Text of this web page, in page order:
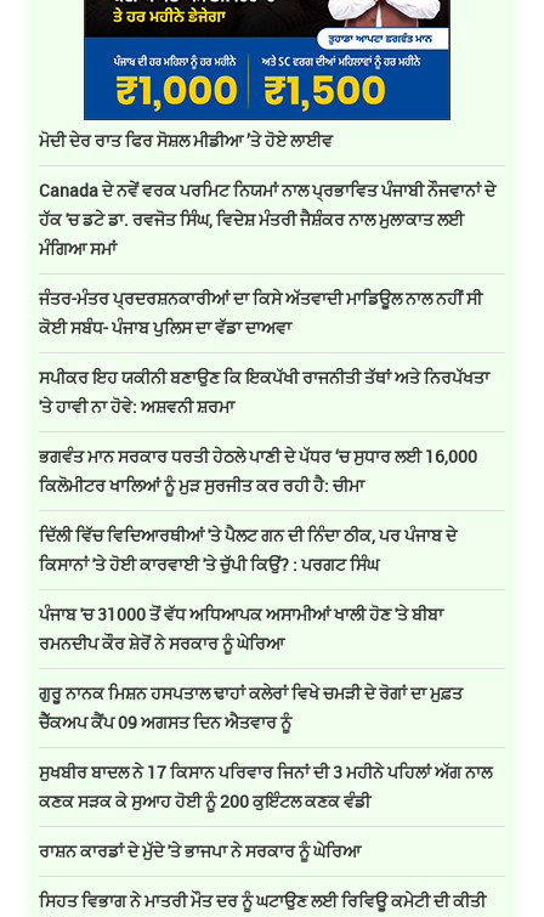
ਮੋਦੀ ਦੇਰ ਰਾਤ ਫਿਰ ਸੋਸ਼ਲ ਮੀਡੀਆ ’ਤੇ ਹੋਏ ਲਾਈਵ
Canada ਦੇ ਨਵੇਂ ਵਰਕ ਪਰਮਿਟ ਨਿਯਮਾਂ ਨਾਲ ਪ੍ਰਭਾਵਿਤ ਪੰਜਾਬੀ ਨੌਜਵਾਨਾਂ ਦੇ
ਹੱਕ 'ਚ ਡਟੇ ਡਾ. ਰਵਜੋਤ ਸਿੰਘ, ਵਿਦੇਸ਼ ਮੰਤਰੀ ਜੈਸ਼ੰਕਰ ਨਾਲ ਮੁਲਾਕਾਤ ਲਈ
ਮੰਗਿਆ ਸਮਾਂ
ਜੰਤਰ-ਮੰਤਰ ਪ੍ਰਦਰਸ਼ਨਕਾਰੀਆਂ ਦਾ ਕਿਸੇ ਅੱਤਵਾਦੀ ਮਾਡਿਊਲ ਨਾਲ ਨਹੀਂ ਸੀ
ਕੋਈ ਸਬੰਧ- ਪੰਜਾਬ ਪੁਲਿਸ ਦਾ ਵੱਡਾ ਦਾਅਵਾ
ਸਪੀਕਰ ਇਹ ਯਕੀਨੀ ਬਣਾਉਣ ਕਿ ਇਕਪੱਖੀ ਰਾਜਨੀਤੀ ਤੱਥਾਂ ਅਤੇ ਨਿਰਪੱਖਤਾ
'ਤੇ ਹਾਵੀ ਨਾ ਹੋਵੇ: ਅਸ਼ਵਨੀ ਸ਼ਰਮਾ
ਭਗਵੰਤ ਮਾਨ ਸਰਕਾਰ ਧਰਤੀ ਹੇਠਲੇ ਪਾਣੀ ਦੇ ਪੱਧਰ ‘ਚ ਸੁਧਾਰ ਲਈ 16,000
ਕਿਲੋਮੀਟਰ ਖਾਲਿਆਂ ਨੂੰ ਮੁੜ ਸੁਰਜੀਤ ਕਰ ਰਹੀ ਹੈ: ਚੀਮਾ
ਦਿੱਲੀ ਵਿੱਚ ਵਿਦਿਆਰਥੀਆਂ 'ਤੇ ਪੈਲਟ ਗਨ ਦੀ ਨਿੰਦਾ ਠੀਕ, ਪਰ ਪੰਜਾਬ ਦੇ
ਕਿਸਾਨਾਂ 'ਤੇ ਹੋਈ ਕਾਰਵਾਈ 'ਤੇ ਚੁੱਪੀ ਕਿਉਂ? : ਪਰਗਟ ਸਿੰਘ
ਪੰਜਾਬ 'ਚ 31000 ਤੋਂ ਵੱਧ ਅਧਿਆਪਕ ਅਸਾਮੀਆਂ ਖਾਲੀ ਹੋਣ 'ਤੇ ਬੀਬਾ
ਰਮਨਦੀਪ ਕੌਰ ਸ਼ੇਰੋਂ ਨੇ ਸਰਕਾਰ ਨੂੰ ਘੇਰਿਆ
ਗੁਰੂ ਨਾਨਕ ਮਿਸ਼ਨ ਹਸਪਤਾਲ ਢਾਹਾਂ ਕਲੇਰਾਂ ਵਿਖੇ ਚਮੜੀ ਦੇ ਰੋਗਾਂ ਦਾ ਮੁਫ਼ਤ
ਚੈੱਕਅਪ ਕੈਂਪ 09 ਅਗਸਤ ਦਿਨ ਐਤਵਾਰ ਨੂੰ
ਸੁਖਬੀਰ ਬਾਦਲ ਨੇ 17 ਕਿਸਾਨ ਪਰਿਵਾਰ ਜਿਨਾਂ ਦੀ 3 ਮਹੀਨੇ ਪਹਿਲਾਂ ਅੱਗ ਨਾਲ
ਕਣਕ ਸੜਕ ਕੇ ਸੁਆਹ ਹੋਈ ਨੂੰ 200 ਕੁਇੰਟਲ ਕਣਕ ਵੰਡੀ
ਰਾਸ਼ਨ ਕਾਰਡਾਂ ਦੇ ਮੁੱਦੇ 'ਤੇ ਭਾਜਪਾ ਨੇ ਸਰਕਾਰ ਨੂੰ ਘੇਰਿਆ
ਸਿਹਤ ਵਿਭਾਗ ਨੇ ਮਾਤਰੀ ਮੌਤ ਦਰ ਨੂੰ ਘਟਾਉਣ ਲਈ ਰਿਵਿਊ ਕਮੇਟੀ ਦੀ ਕੀਤੀ